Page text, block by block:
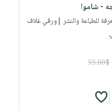
- شاموا
للطباعة والنشر |ورقي غلاف
55.00$